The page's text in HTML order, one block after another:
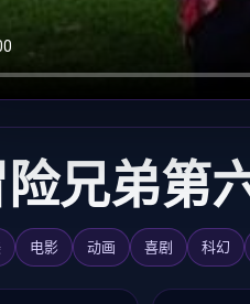
兄弟第
电影 动画 喜剧 科幻